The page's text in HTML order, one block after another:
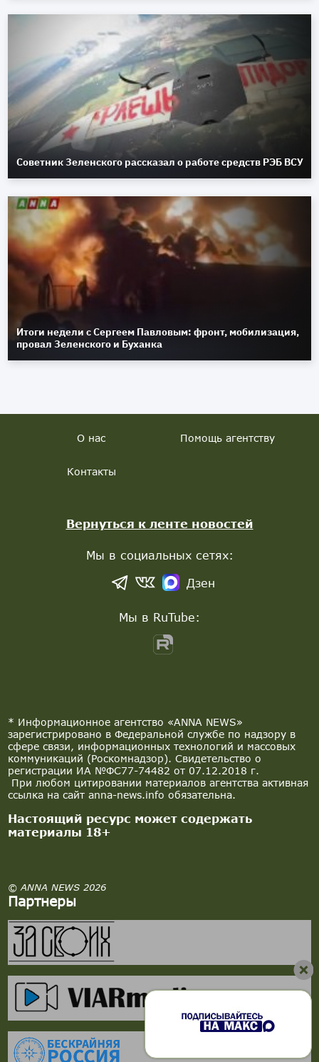
Советник Зеленского рассказал о работе средств РЭБ ВСУ
Итоги недели с Сергеем Павловым: фронт, мобилизация,
провал Зеленского и Буханка
* Информационное агентство «ANNA NEWS»
зарегистрировано в Федеральной службе по надзору в
сфере связи, информационных технологий и массовых
коммуникаций (Роскомнадзор). Свидетельство о
регистрации ИА №ФС77-74482 от 07.12.2018 г.
При любом цитировании материалов агентства активная
ссылка на сайт anna-news.info обязательна.
Настоящий ресурс может содержать
материалы 18+
© ANNA NEWS 2026
Партнеры
О нас Помощь агентству
Контакты
Вернуться к ленте новостей
Мы в социальных сетях:
Дзен
Мы в RuTube: